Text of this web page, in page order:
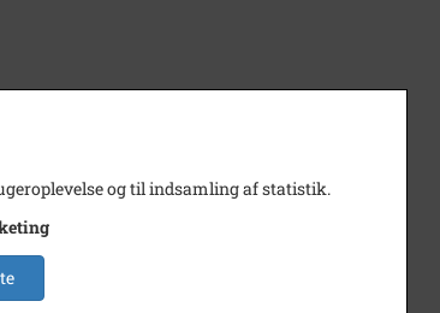
og til indsamling af statistik.